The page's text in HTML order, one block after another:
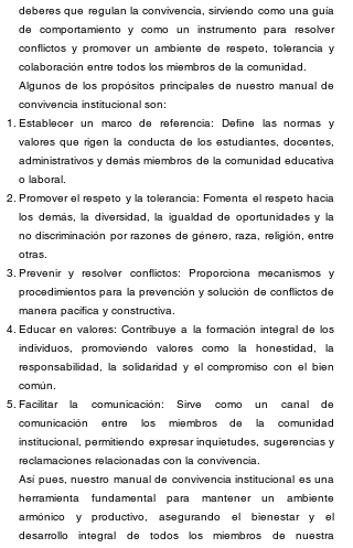
deberes que regulan la convivencia, sirviendo como una guía
de comportamiento y como un instrumento para resolver
conflictos y promover un ambiente de respeto, tolerancia y
colaboración entre todos los miembros de la comunidad.
Algunos de los propósitos principales de nuestro manual de
convivencia institucional son:
Establecer un marco de referencia: Define las normas y
valores que rigen la conducta de los estudiantes, docentes,
administrativos y demás miembros de la comunidad educativa
o laboral.
Promover el respeto y la tolerancia: Fomenta el respeto hacia
los demás, la diversidad, la igualdad de oportunidades y la
no discriminación por razones de género, raza, religión, entre
otras.
Prevenir y resolver conflictos: Proporciona mecanismos y
procedimientos para la prevención y solución de conflictos de
manera pacífica y constructiva.
Educar en valores: Contribuye a la formación integral de los
individuos, promoviendo valores como la honestidad, la
responsabilidad, la solidaridad y el compromiso con el bien
común.
Facilitar la comunicación: Sirve como un canal de
comunicación entre los miembros de la comunidad
institucional, permitiendo expresar inquietudes, sugerencias y
reclamaciones relacionadas con la convivencia.
Así pues, nuestro manual de convivencia institucional es una
herramienta fundamental para mantener un ambiente
armónico y productivo, asegurando el bienestar y el
desarrollo integral de todos los miembros de nuestra